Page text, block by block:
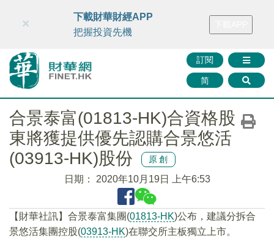
財華智庫網 FINTV FINMETA 財華證券 媒體矩陣
訂閱
简
×
下載財華財經APP
把握投資先機
合景泰富(01813-HK)合資格股
東將獲提供優先認購合景悠活
(03913-HK)股份
原創
日期： 2020年10月19日 上午6:53
【財華社訊】合景泰富集團(01813-HK)公布，建議分拆合
景悠活集團控股(03913-HK)在聯交所主板獨立上市。